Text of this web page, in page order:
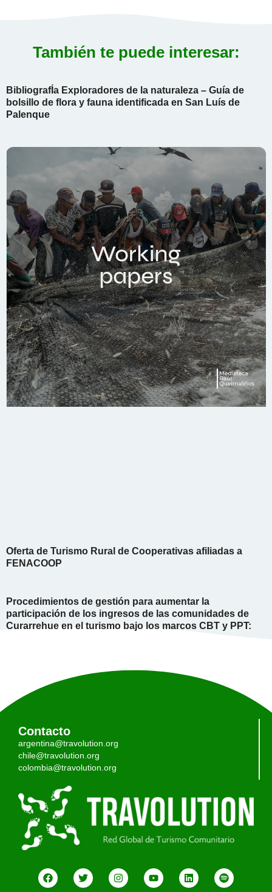
También te puede interesar:
BibliografÍa Exploradores de la naturaleza – Guía de
bolsillo de flora y fauna identificada en San Luís de
Palenque
Oferta de Turismo Rural de Cooperativas afiliadas a
FENACOOP
Procedimientos de gestión para aumentar la
participación de los ingresos de las comunidades de
Curarrehue en el turismo bajo los marcos CBT y PPT:
Contacto
argentina@travolution.org
chile@travolution.org
colombia@travolution.org